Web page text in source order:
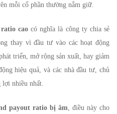
mỗi cổ phần thường nắm giữ.
cao có nghĩa là công ty chia sẻ
thay vì đầu tư vào các hoạt động
triển, mở rộng sản xuất, hay giảm
hiệu quả, và các nhà đầu tư, chủ
nhiều nhất.
payout ratio bị âm , điều này cho